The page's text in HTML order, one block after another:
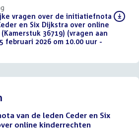
vragen over de initiatiefnota
en Six Dijkstra over online
36719) (vragen aan
februari 2026 om 10.00 uur -
van de leden Ceder en Six
online kinderrechten